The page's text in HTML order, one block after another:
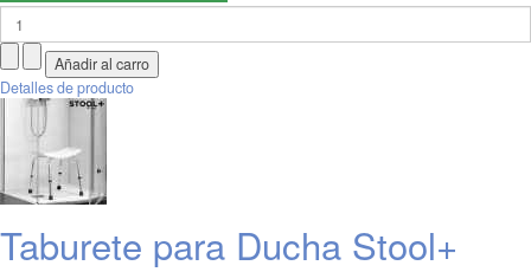
Detalles de producto
Taburete para Ducha Stool+